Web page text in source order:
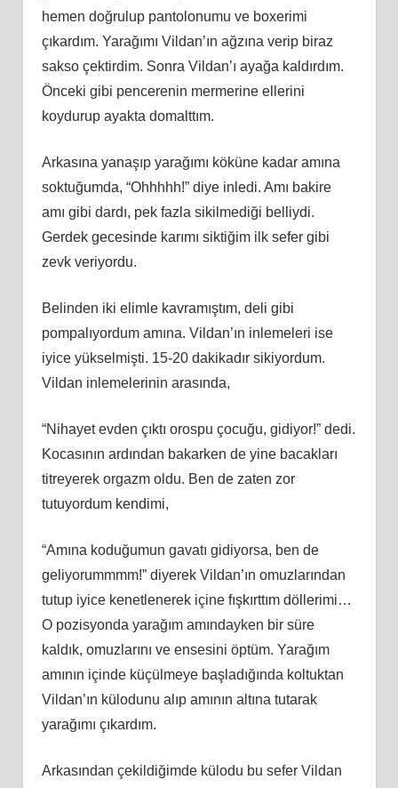
hemen doğrulup pantolonumu ve boxerimi
çıkardım. Yarağımı Vildan’ın ağzına verip biraz
sakso çektirdim. Sonra Vildan’ı ayağa kaldırdım.
Önceki gibi pencerenin mermerine ellerini
koydurup ayakta domalttım.
Arkasına yanaşıp yarağımı köküne kadar amına
soktuğumda, “Ohhhhh!” diye inledi. Amı bakire
amı gibi dardı, pek fazla sikilmediği belliydi.
Gerdek gecesinde karımı siktiğim ilk sefer gibi
zevk veriyordu.
Belinden iki elimle kavramıştım, deli gibi
pompalıyordum amına. Vildan’ın inlemeleri ise
iyice yükselmişti. 15-20 dakikadır sikiyordum.
Vildan inlemelerinin arasında,
“Nihayet evden çıktı orospu çocuğu, gidiyor!” dedi.
Kocasının ardından bakarken de yine bacakları
titreyerek orgazm oldu. Ben de zaten zor
tutuyordum kendimi,
“Amına koduğumun gavatı gidiyorsa, ben de
geliyorummmm!” diyerek Vildan’ın omuzlarından
tutup iyice kenetlenerek içine fışkırttım döllerimi…
O pozisyonda yarağım amındayken bir süre
kaldık, omuzlarını ve ensesini öptüm. Yarağım
amının içinde küçülmeye başladığında koltuktan
Vildan’ın külodunu alıp amının altına tutarak
yarağımı çıkardım.
Arkasından çekildiğimde külodu bu sefer Vildan